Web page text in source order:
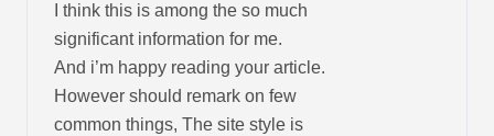
I think this is among the so much
significant information for me.
And i’m happy reading your article.
However should remark on few
common things, The site style is